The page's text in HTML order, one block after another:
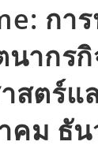
กา
ากร
ตร์แ
คม ธั